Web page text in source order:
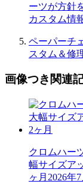
ーツが方針
カスタム情
ペーパーチ
スタム＆修
画像つき関連
クロムハー
幅サイズア
ヶ月 2026年7